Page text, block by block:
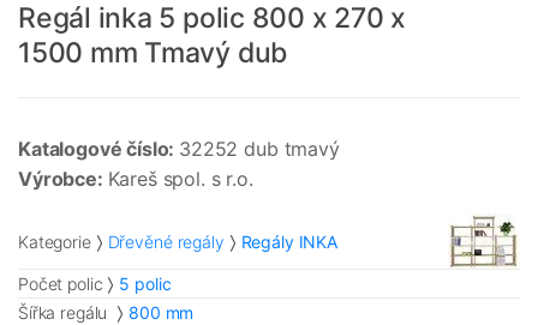
Regál inka 5 polic 800 x 270 x
1500 mm Tmavý dub
Katalogové číslo: 32252 dub tmavý
Výrobce: Kareš spol. s r.o.
Kategorie Dřevěné regály Regály INKA
Počet polic
5 polic
Šířka regálu
800 mm